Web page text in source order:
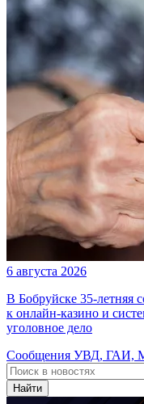
6 августа 2026
В Бобруйске 35-летняя
к онлайн-казино и
уголовное дело
Сообщения УВД, ГАИ,
Найти